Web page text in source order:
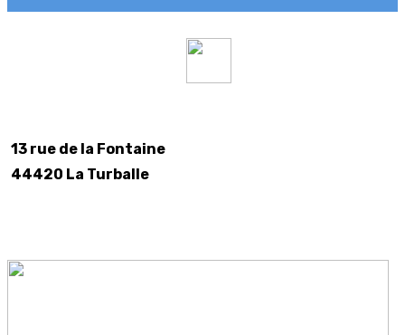
13 rue de la Fontaine
44420 La Turballe